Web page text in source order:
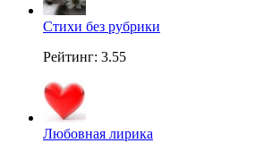
Стихи без рубрики
Рейтинг: 3.55
Любовная лирика